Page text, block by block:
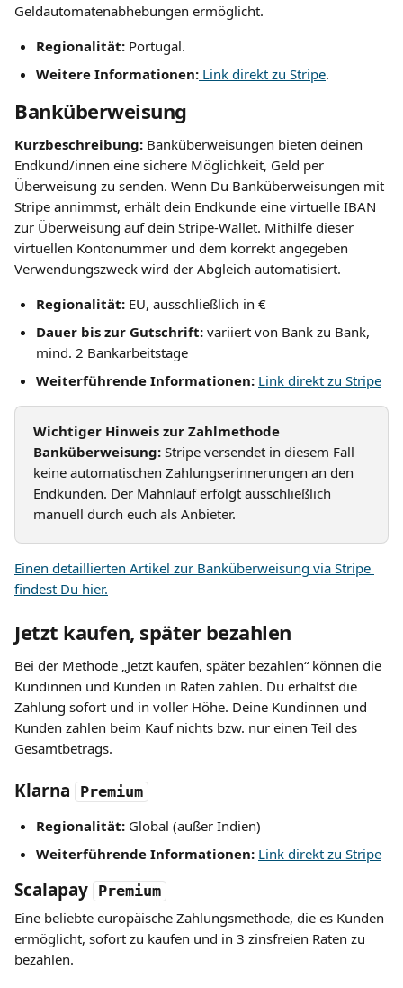
Geldautomatenabhebungen ermöglicht.
Regionalität: Portugal.
Weitere Informationen: Link direkt zu Stripe.
Banküberweisung
Kurzbeschreibung: Banküberweisungen bieten deinen
Endkund/innen eine sichere Möglichkeit, Geld per
Überweisung zu senden. Wenn Du Banküberweisungen mit
Stripe annimmst, erhält dein Endkunde eine virtuelle IBAN
zur Überweisung auf dein Stripe-Wallet. Mithilfe dieser
virtuellen Kontonummer und dem korrekt angegeben
Verwendungszweck wird der Abgleich automatisiert.
Regionalität: EU, ausschließlich in €
Dauer bis zur Gutschrift: variiert von Bank zu Bank,
mind. 2 Bankarbeitstage
Weiterführende Informationen: Link direkt zu Stripe
Wichtiger Hinweis zur Zahlmethode
Banküberweisung: Stripe versendet in diesem Fall
keine automatischen Zahlungserinnerungen an den
Endkunden. Der Mahnlauf erfolgt ausschließlich
manuell durch euch als Anbieter.
Einen detaillierten Artikel zur Banküberweisung via Stripe
findest Du hier.
Jetzt kaufen, später bezahlen
Bei der Methode „Jetzt kaufen, später bezahlen“ können die
Kundinnen und Kunden in Raten zahlen. Du erhältst die
Zahlung sofort und in voller Höhe. Deine Kundinnen und
Kunden zahlen beim Kauf nichts bzw. nur einen Teil des
Gesamtbetrags.
Klarna Premium
Regionalität: Global (außer Indien)
Weiterführende Informationen: Link direkt zu Stripe
Scalapay Premium
Eine beliebte europäische Zahlungsmethode, die es Kunden
ermöglicht, sofort zu kaufen und in 3 zinsfreien Raten zu
bezahlen.